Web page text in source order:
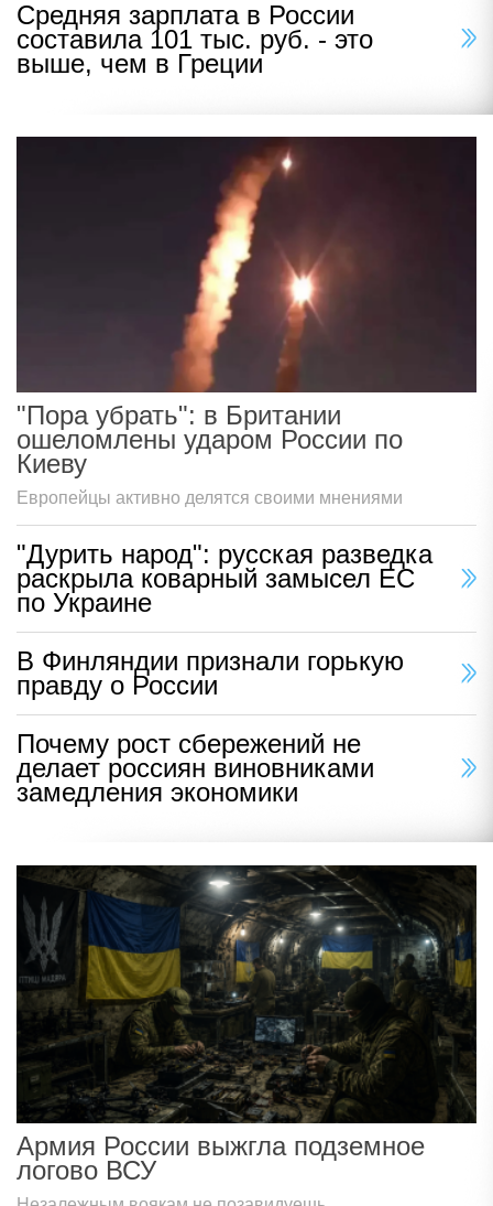
Средняя зарплата в России
составила 101 тыс. руб. - это
выше, чем в Греции
"Пора убрать": в Британии
ошеломлены ударом России по
Киеву
Европейцы активно делятся своими мнениями
"Дурить народ": русская разведка
раскрыла коварный замысел ЕС
по Украине
В Финляндии признали горькую
правду о России
Почему рост сбережений не
делает россиян виновниками
замедления экономики
Армия России выжгла подземное
логово ВСУ